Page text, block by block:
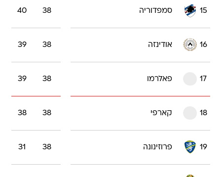
15 סמפדוריה 38
40
16 אודינזה 38
39
17 פאלרמו 38
39
18 קארפי 38
38
19 פרוזינונה 38
31